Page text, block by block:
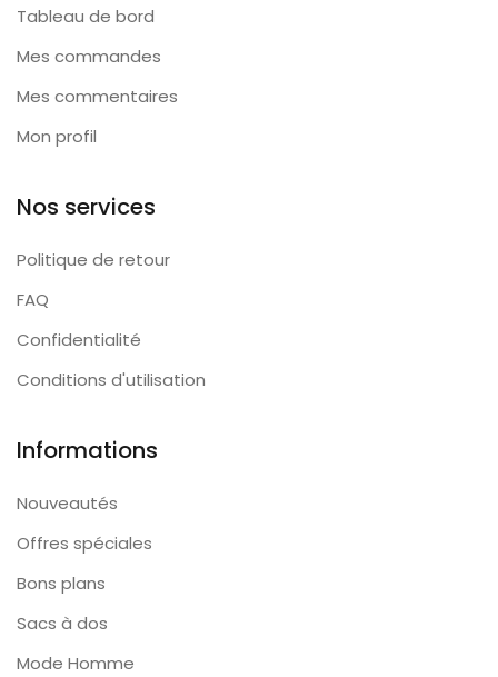
Tableau de bord
Mes commandes
Mes commentaires
Mon profil
Nos services
Politique de retour
FAQ
Confidentialité
Conditions d'utilisation
Informations
Nouveautés
Offres spéciales
Bons plans
Sacs à dos
Mode Homme